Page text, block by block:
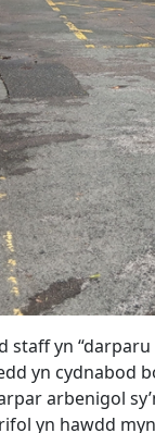
yn
yn cydnabod
arbenigol
yn hawdd